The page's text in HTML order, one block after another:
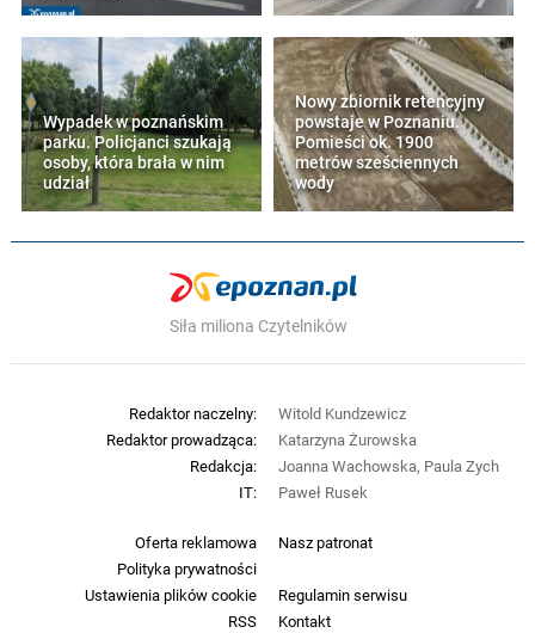
Wypadek w poznańskim
parku. Policjanci szukają
osoby, która brała w nim
udział
Nowy zbiornik retencyjny
powstaje w Poznaniu.
Pomieści ok. 1900
metrów sześciennych
wody
Siła miliona Czytelników
Oferta reklamowa
Nasz patronat
Polityka prywatności
Ustawienia plików cookie
Regulamin serwisu
RSS
Kontakt
Redaktor naczelny:
Witold Kundzewicz
Redaktor prowadząca:
Katarzyna Żurowska
Redakcja:
Joanna Wachowska, Paula Zych
IT:
Paweł Rusek